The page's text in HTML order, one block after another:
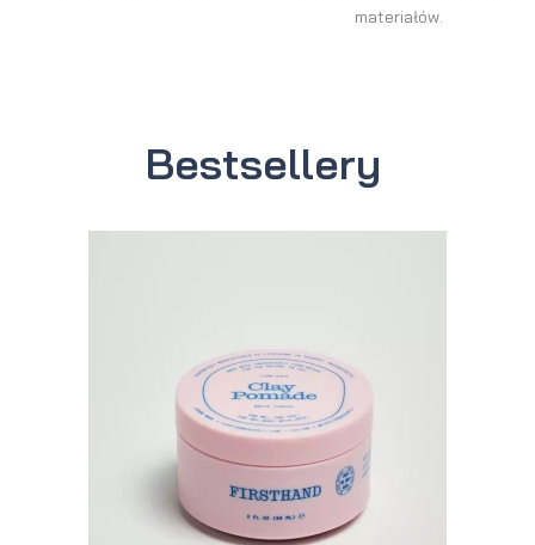
materiałów.
Bestsellery